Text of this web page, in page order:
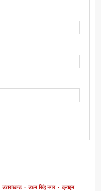
उत्तराखण्ड उधम सिंह नगर क्राइम